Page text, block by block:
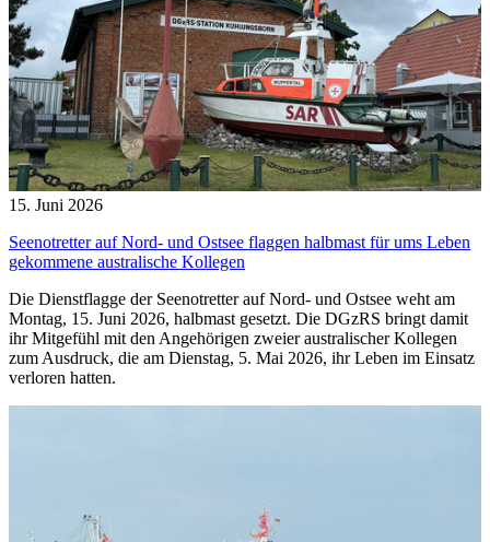
15. Juni 2026
Seenotretter auf Nord- und Ostsee flaggen halbmast für ums Leben
gekommene australische Kollegen
Die Dienstflagge der Seenotretter auf Nord- und Ostsee weht am
Montag, 15. Juni 2026, halbmast gesetzt. Die DGzRS bringt damit
ihr Mitgefühl mit den Angehörigen zweier australischer Kollegen
zum Ausdruck, die am Dienstag, 5. Mai 2026, ihr Leben im Einsatz
verloren hatten.